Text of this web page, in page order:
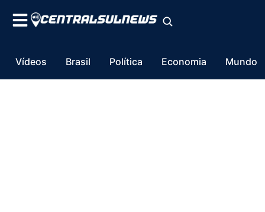
Vídeos Brasil Política Economia Mundo